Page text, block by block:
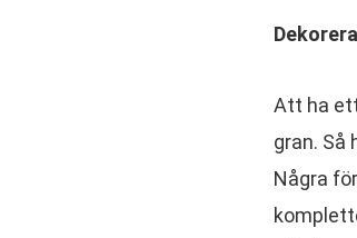
Att ha
gran. Så
Några